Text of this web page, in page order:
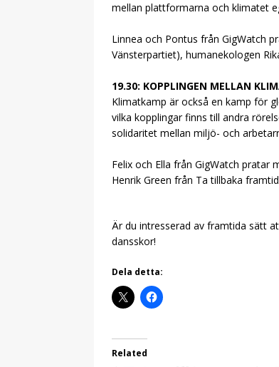
mellan plattformarna och klimatet
Linnea och Pontus från GigWatch
Vänsterpartiet), humanekologen
19.30: KOPPLINGEN MELLAN
Klimatkamp är också en kamp för
vilka kopplingar finns till andra
solidaritet mellan miljö- och
Felix och Ella från GigWatch pratar
Henrik Green från Ta tillbaka
Är du intresserad av framtida sätt
dansskor!
Dela detta:
Related